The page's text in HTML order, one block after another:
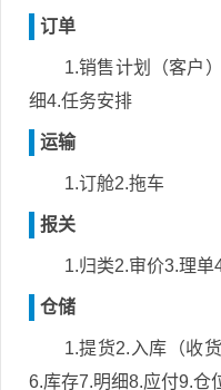
订单
1.销售计划（客户
细4.任务安排
运输
1.订舱2.拖车
报关
1.归类2.审价3.理
仓储
1.提货2.入库（收
6.库存7.明细8.应付9.仓